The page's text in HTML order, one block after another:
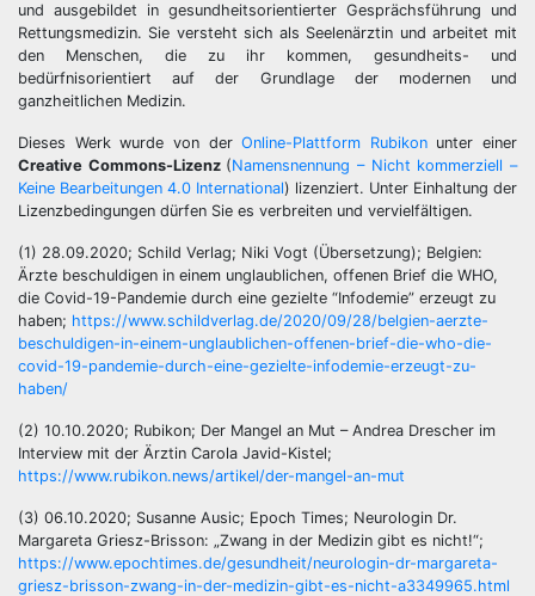
und ausgebildet in gesundheitsorientierter Gesprächsführung und
Rettungsmedizin. Sie versteht sich als Seelenärztin und arbeitet mit
den Menschen, die zu ihr kommen, gesundheits- und
bedürfnisorientiert auf der Grundlage der modernen und
ganzheitlichen Medizin.
Dieses Werk wurde von derOnline-Plattform Rubikonunter einer
Creative Commons-Lizenz (Namensnennung – Nicht kommerziell –
Keine Bearbeitungen 4.0 International) lizenziert. Unter Einhaltung der
Lizenzbedingungen dürfen Sie es verbreiten und vervielfältigen.
(1) 28.09.2020; Schild Verlag; Niki Vogt (Übersetzung); Belgien:
Ärzte beschuldigen in einem unglaublichen, offenen Brief die WHO,
die Covid-19-Pandemie durch eine gezielte “Infodemie” erzeugt zu
haben; https://www.schildverlag.de/2020/09/28/belgien-aerzte-
beschuldigen-in-einem-unglaublichen-offenen-brief-die-who-die-
covid-19-pandemie-durch-eine-gezielte-infodemie-erzeugt-zu-
haben/
(2) 10.10.2020; Rubikon; Der Mangel an Mut – Andrea Drescher im
Interview mit der Ärztin Carola Javid-Kistel;
https://www.rubikon.news/artikel/der-mangel-an-mut
(3) 06.10.2020; Susanne Ausic; Epoch Times; Neurologin Dr.
Margareta Griesz-Brisson: „Zwang in der Medizin gibt es nicht!“;
https://www.epochtimes.de/gesundheit/neurologin-dr-margareta-
griesz-brisson-zwang-in-der-medizin-gibt-es-nicht-a3349965.html